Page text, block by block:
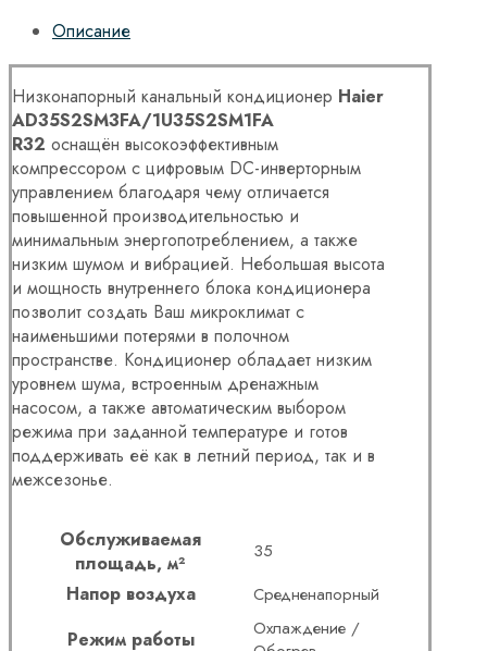
Описание
Низконапорный канальный кондиционер Haier
AD35S2SM3FA/1U35S2SM1FA
R32 оснащён высокоэффективным
компрессором с цифровым DC-инверторным
управлением благодаря чему отличается
повышенной производительностью и
минимальным энергопотреблением, а также
низким шумом и вибрацией. Небольшая высота
и мощность внутреннего блока кондиционера
позволит создать Ваш микроклимат с
наименьшими потерями в полочном
пространстве. Кондиционер обладает низким
уровнем шума, встроенным дренажным
насосом, а также автоматическим выбором
режима при заданной температуре и готов
поддерживать её как в летний период, так и в
межсезонье.
Обслуживаемая
площадь, м²
35
Напор воздуха Средненапорный
Режим работы
Охлаждение /